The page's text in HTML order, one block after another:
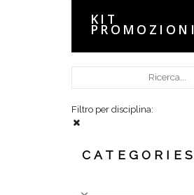
KIT
PROMOZIONI
Filtro per disciplina:
CATEGORIES